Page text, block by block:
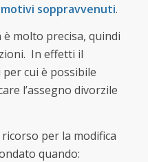
soppravvenuti.
molto precisa, quindi
In effetti il
cui è possibile
l’assegno divorzile
per la modifica
quando: